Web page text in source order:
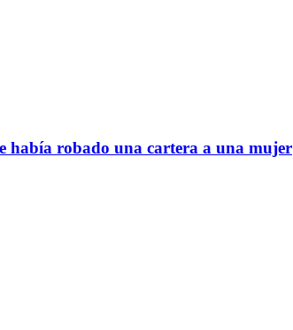
había robado una cartera a una mujer